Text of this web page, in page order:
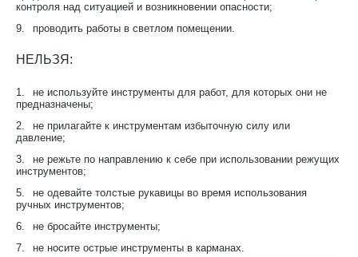
контроля над ситуацией и возникновении опасности;
9.
проводить работы в светлом помещении.
НЕЛЬЗЯ:
1.
не используйте инструменты для работ, для которых они не
предназначены;
2.
не прилагайте к инструментам избыточную силу или
давление;
3.
не режьте по направлению к себе при использовании режущих
инструментов;
5.
не одевайте толстые рукавицы во время использования
ручных инструментов;
6.
не бросайте инструменты;
7.
не носите острые инструменты в карманах.